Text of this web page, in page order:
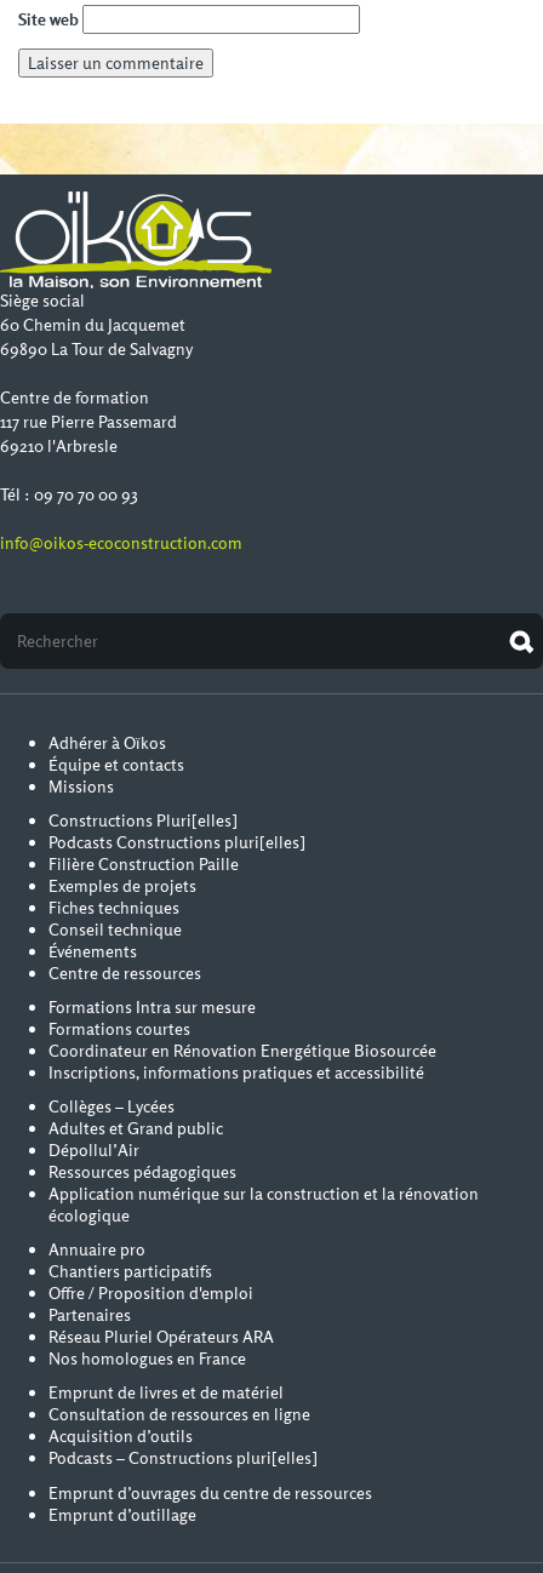
Site web
Siège social
60 Chemin du Jacquemet
69890 La Tour de Salvagny
Centre de formation
117 rue Pierre Passemard
69210 l'Arbresle
Tél : 09 70 70 00 93
info@oikos-ecoconstruction.com
Adhérer à Oïkos
Équipe et contacts
Missions
Constructions Pluri[elles]
Podcasts Constructions pluri[elles]
Filière Construction Paille
Exemples de projets
Fiches techniques
Conseil technique
Événements
Centre de ressources
Formations Intra sur mesure
Formations courtes
Coordinateur en Rénovation Energétique Biosourcée
Inscriptions, informations pratiques et accessibilité
Collèges – Lycées
Adultes et Grand public
Dépollul’Air
Ressources pédagogiques
Application numérique sur la construction et la rénovation
écologique
Annuaire pro
Chantiers participatifs
Offre / Proposition d'emploi
Partenaires
Réseau Pluriel Opérateurs ARA
Nos homologues en France
Emprunt de livres et de matériel
Consultation de ressources en ligne
Acquisition d’outils
Podcasts – Constructions pluri[elles]
Emprunt d’ouvrages du centre de ressources
Emprunt d’outillage